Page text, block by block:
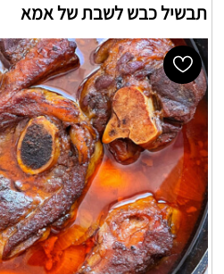
תבשיל כבש לשבת של אמא